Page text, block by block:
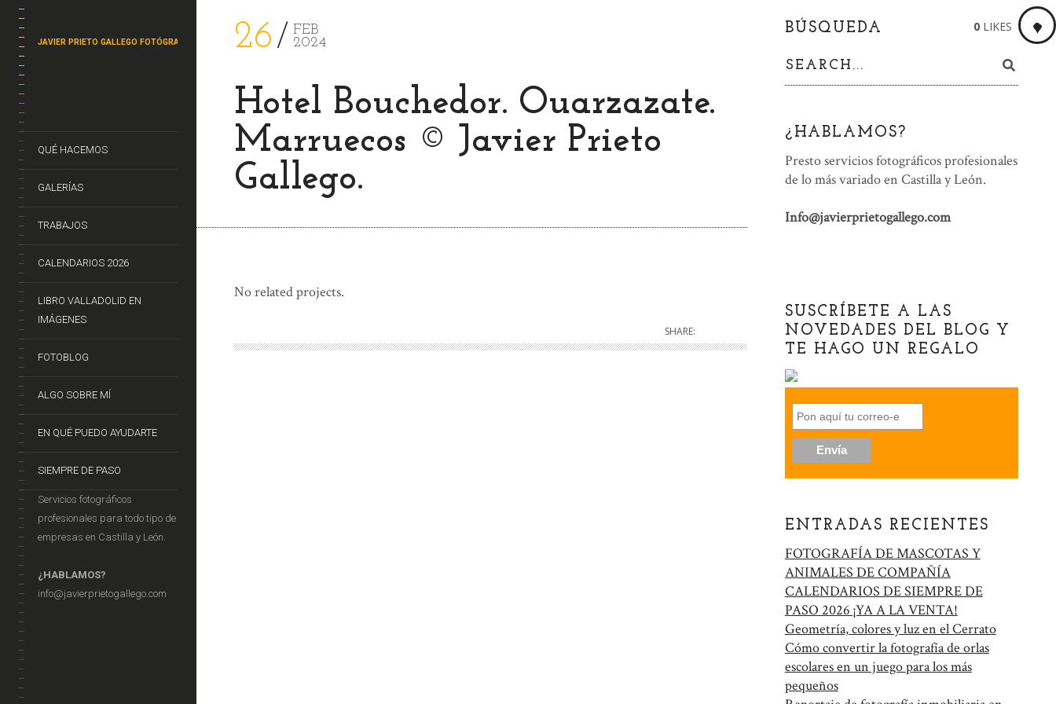
JAVIER PRIETO GALLEGO FOTÓGRAFO
QUÉ HACEMOS
GALERÍAS
TRABAJOS
CALENDARIOS 2026
LIBRO VALLADOLID EN
IMÁGENES
FOTOBLOG
ALGO SOBRE MÍ
EN QUÉ PUEDO AYUDARTE
SIEMPRE DE PASO
Servicios fotográficos
profesionales para todo tipo de
empresas en Castilla y León.
¿HABLAMOS?
info@javierprietogallego.com
26
FEB
2024
Hotel Bouchedor. Ouarzazate.
Marruecos © Javier Prieto
Gallego.
0 LIKES
No related projects.
SHARE:
BÚSQUEDA
¿HABLAMOS?
Presto servicios fotográficos profesionales
de lo más variado en Castilla y León.
Info@javierprietogallego.com
SUSCRÍBETE A LAS
NOVEDADES DEL BLOG Y
TE HAGO UN REGALO
ENTRADAS RECIENTES
FOTOGRAFÍA DE MASCOTAS Y
ANIMALES DE COMPAÑÍA
CALENDARIOS DE SIEMPRE DE
PASO 2026 ¡YA A LA VENTA!
Geometría, colores y luz en el Cerrato
Cómo convertir la fotografía de orlas
escolares en un juego para los más
pequeños